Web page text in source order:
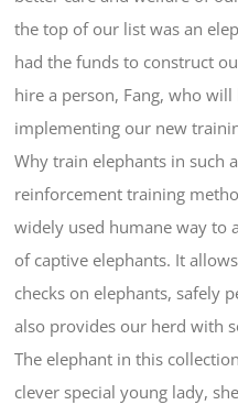
the top of our list was an
had the funds to construct
hire a person, Fang, who
implementing our new
Why train elephants in such
reinforcement training
widely used humane way to
of captive elephants. It
checks on elephants, safely
also provides our herd with
The elephant in this
clever special young lady,